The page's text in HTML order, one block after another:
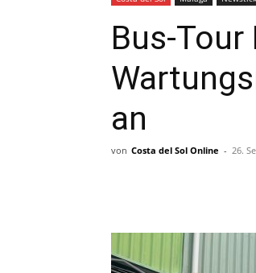
Bus-
an
von Costa del Sol Online - 26.